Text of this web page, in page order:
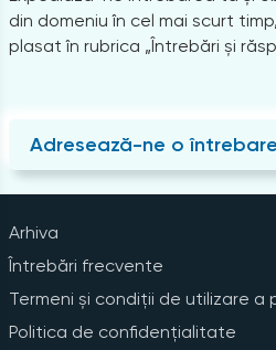
din domeniu în cel mai scurt
plasat în rubrica „Întrebări și
Adresează-ne o întrebare
Arhiva
Întrebări frecvente
Termeni și condiții de utilizare a
Politica de confidențialitate